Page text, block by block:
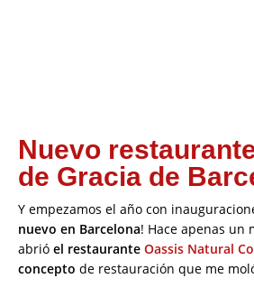
Nuevo
de Gracia de
Y empezamos el año con
nuevo en Barcelona! Hace apenas un
abrió el restaurante Oassis Natural
concepto de restauración que me